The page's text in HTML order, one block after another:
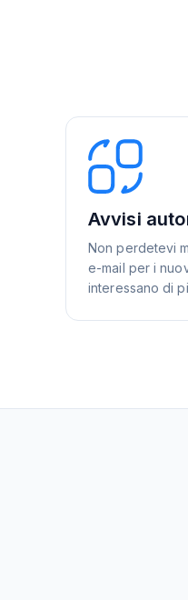
Avvisi
Non perdetevi
e-mail per i
interessano di